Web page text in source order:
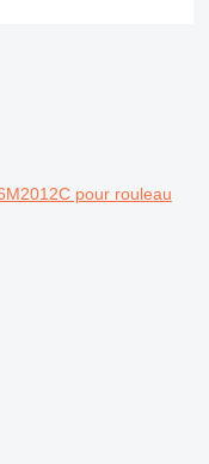
pour rouleau